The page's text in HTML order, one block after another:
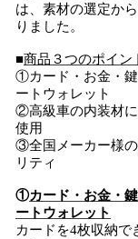
は、素材の選定か
りました。
■商品３つのポイン
①カード・お金・
ートウォレット
②高級車の内装材
使用
③全国メーカー様
リティ
①カード・お金・
ートウォレット
カードを4枚収納で